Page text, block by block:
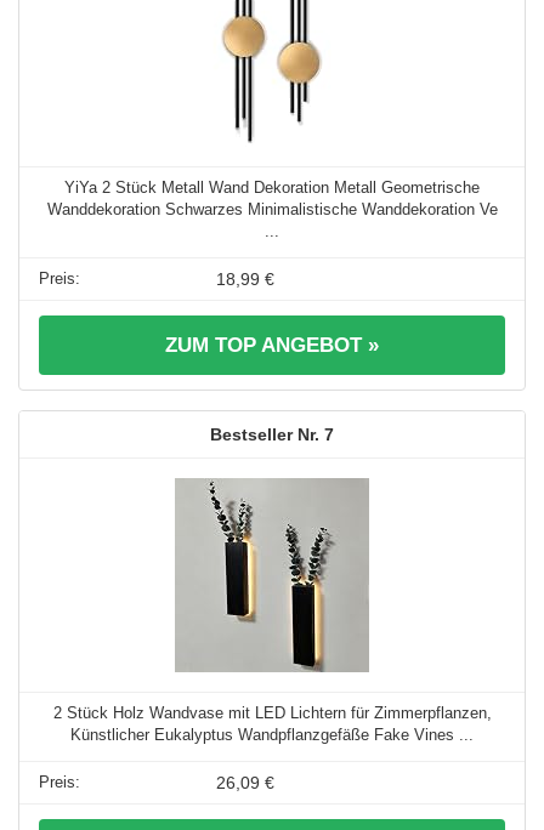
YiYa 2 Stück Metall Wand Dekoration Metall Geometrische
Wanddekoration Schwarzes Minimalistische Wanddekoration Ve
...
18,99 €
ZUM TOP ANGEBOT »
7
2 Stück Holz Wandvase mit LED Lichtern für Zimmerpflanzen,
Künstlicher Eukalyptus Wandpflanzgefäße Fake Vines ...
26,09 €